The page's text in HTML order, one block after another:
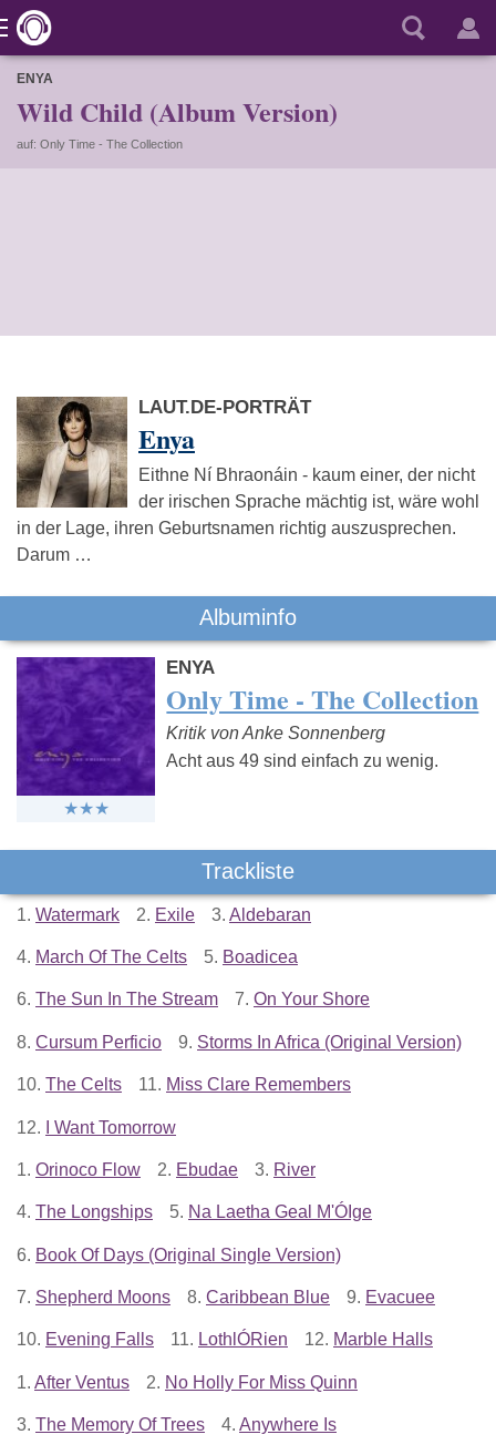
ENYA
Wild Child (Album Version)
auf: Only Time - The Collection
LAUT.DE-PORTRÄT
Enya
Eithne Ní Bhraonáin - kaum einer, der nicht
der irischen Sprache mächtig ist, wäre wohl
in der Lage, ihren Geburtsnamen richtig auszusprechen.
Darum …
Albuminfo
ENYA
Only Time - The Collection
Kritik von Anke Sonnenberg
Acht aus 49 sind einfach zu wenig.
Trackliste
1. Watermark 2. Exile 3. Aldebaran
4. March Of The Celts 5. Boadicea
6. The Sun In The Stream 7. On Your Shore
8. Cursum Perficio 9. Storms In Africa (Original Version)
10. The Celts 11. Miss Clare Remembers
12. I Want Tomorrow
1. Orinoco Flow 2. Ebudae 3. River
4. The Longships 5. Na Laetha Geal M'ÓIge
6. Book Of Days (Original Single Version)
7. Shepherd Moons 8. Caribbean Blue 9. Evacuee
10. Evening Falls 11. LothlÓRien 12. Marble Halls
1. After Ventus 2. No Holly For Miss Quinn
3. The Memory Of Trees 4. Anywhere Is